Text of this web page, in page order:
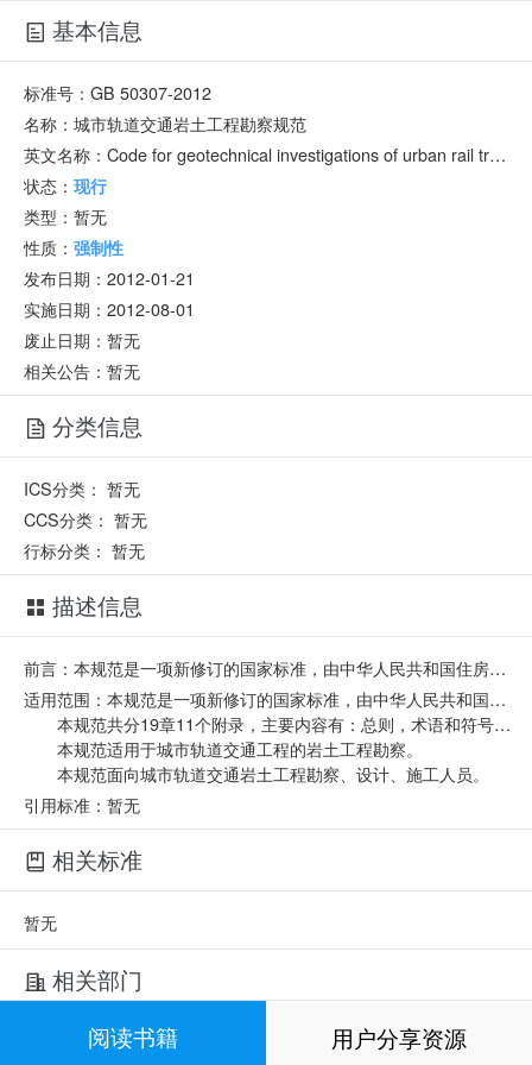
基本信息
标准号： GB 50307-2012
名称： 城市轨道交通岩土工程勘察规范
英文名称： Code for geotechnical investigations of urban rail transit
状态： 现行
类型： 暂无
性质： 强制性
发布日期： 2012-01-21
实施日期： 2012-08-01
废止日期： 暂无
相关公告：暂无
分类信息
ICS分类： 暂无
CCS分类： 暂无
行标分类： 暂无
描述信息
前言：本规范是一项新修订的国家标准，由中华人民共和国住房和城乡建设部第1269号公告批准，编号为GB 50307-2012，自2012年8月1日起实施。其中5条为强制性条文，必须严格执行。原《地下铁道、轻轨交通岩土工程勘察规范》GB 50307-1999同时废止。
适用范围：本规范是一项新修订的国家标准，由中华人民共和国住房和城乡建设部第1269号公告批准，编号为GB 50307-2012，自2012年8月1日起实施。其中5条为强制性条文，必须严格执行。原《地下铁道、轻轨交通岩土工程勘察规范》GB 50307-1999同时废止。
本规范共分19章11个附录，主要内容有：总则，术语和符号，基本规定，岩土分类、描述与围岩分级，可行性研究勘察，初步勘察，详细勘察，施工勘察，工法勘察，地下水，不良地质作用，特殊性岩土，工程地质调查与测绘，勘探与取样，原位测试，岩土室内试验，工程周边环境专项调查，成果分析与勘察报告，现场检验与检测。本规范附条文说明。
本规范适用于城市轨道交通工程的岩土工程勘察。
本规范面向城市轨道交通岩土工程勘察、设计、施工人员。
引用标准：暂无
相关标准
暂无
相关部门
起草单位：北京城建勘测设计研究院有限责任公司
阅读书籍 用户分享资源